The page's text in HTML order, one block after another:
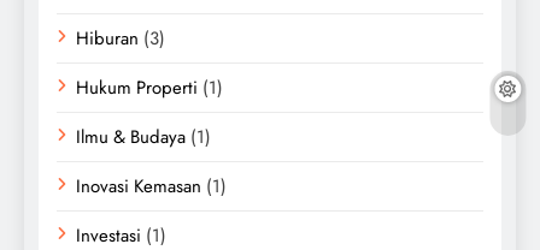
Hiburan (3)
Hukum Properti (1)
Ilmu & Budaya (1)
Inovasi Kemasan (1)
Investasi (1)